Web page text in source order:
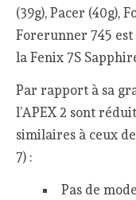
(39g), Pacer (40g),
Forerunner 745
la Fenix 7S
Par rapport à sa
l’APEX 2 sont
similaires à ceux
7) :
Pas de